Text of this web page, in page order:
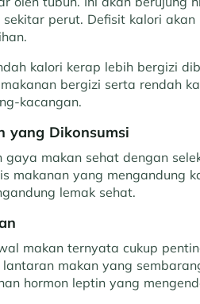
perut. Defisit kalori
kalori kerap lebih bergizi
bergizi serta rendah
kacangan.
yang Dikonsumsi
gaya makan sehat dengan
makanan yang mengandung
lemak sehat.
makan ternyata cukup
makan yang
hormon leptin yang